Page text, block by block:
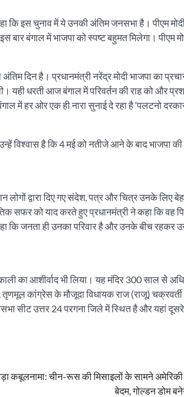
कि इस चुनाव में ये उनकी अंतिम जनसभा है। पीएम
बार बंगाल में भाजपा को स्पष्ट बहुमत मिलेगा। पीएम
दिन है। प्रधानमंत्री नरेंद्र मोदी भाजपा का
यही धरती आज बंगाल में परिवर्तन की राह को और
में हर ओर एक ही नारा सुनाई दे रहा है ‘पलटनो
विश्वास है कि 4 मई को नतीजे आने के बाद भाजपा
लोगों द्वारा दिए गए संदेश, पत्र और चित्र उनके लिए
सफर को याद करते हुए प्रधानमंत्री ने कहा कि वह
कि जनता ही उनका परिवार है और उनके बीच रहकर
का आशीर्वाद भी लिया। यह मंदिर 300 साल से
तृणमूल कांग्रेस के मौजूदा विधायक राज (राजू)
सीट उत्तर 24 परगना जिले में स्थित है और यहां
कबूलनामा: चीन-रूस की मिसाइलों के सामने अमेरिकी
बेदम, गोल्डन डोम